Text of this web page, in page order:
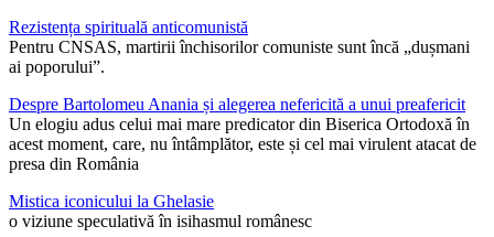
Rezistența spirituală anticomunistă
Pentru CNSAS, martirii închisorilor comuniste sunt încă „dușmani
ai poporului”.
Despre Bartolomeu Anania și alegerea nefericită a unui preafericit
Un elogiu adus celui mai mare predicator din Biserica Ortodoxă în
acest moment, care, nu întâmplător, este și cel mai virulent atacat de
presa din România
Mistica iconicului la Ghelasie
o viziune speculativă în isihasmul românesc